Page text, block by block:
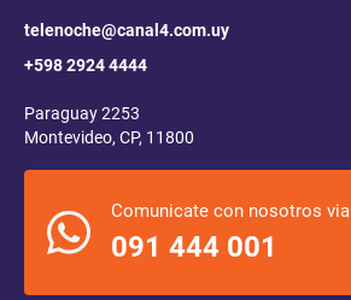
telenoche@canal4.com.uy
+598 2924 4444
Paraguay 2253
Montevideo, CP, 11800
Comunicate con nosotros via
091 444 001